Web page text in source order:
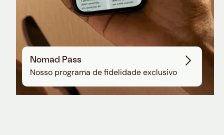
Nomad Pass
Nosso programa de fidelidade exclusivo